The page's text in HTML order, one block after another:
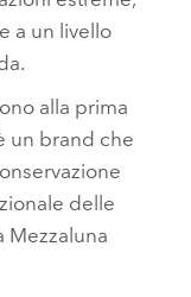
a un livello
alla prima
un brand che
delle
Mezzaluna